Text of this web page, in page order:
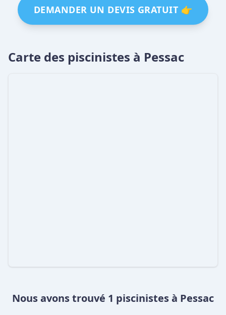
DEMANDER UN DEVIS GRATUIT 👉
Carte des piscinistes à Pessac
Nous avons trouvé 1 piscinistes à Pessac